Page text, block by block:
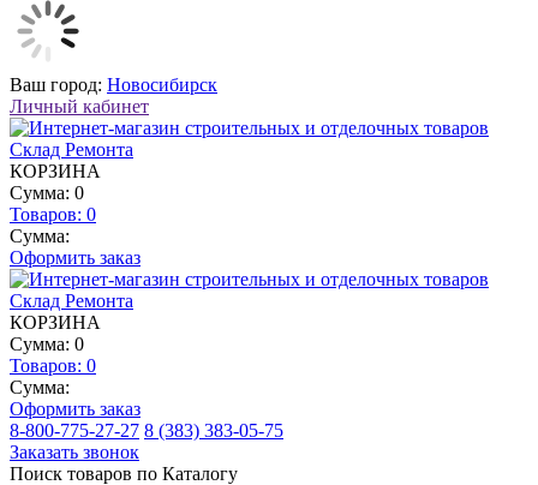
Ваш город: Новосибирск
Личный кабинет
КОРЗИНА
Сумма: 0
Товаров: 0
Сумма:
Оформить заказ
КОРЗИНА
Сумма: 0
Товаров: 0
Сумма:
Оформить заказ
8-800-775-27-27 8 (383) 383-05-75
Заказать звонок
Поиск товаров по Каталогу